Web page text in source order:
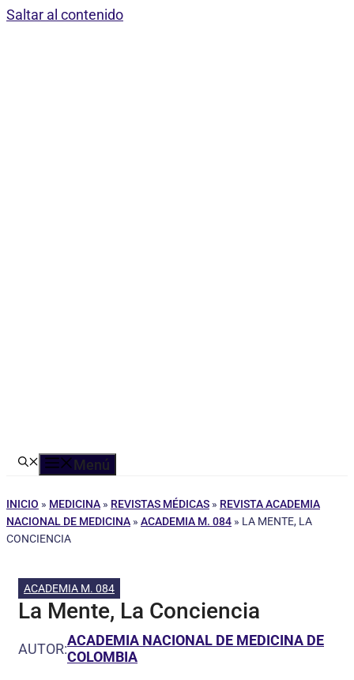
Saltar al contenido
Menú
INICIO » MEDICINA » REVISTAS MÉDICAS » REVISTA ACADEMIA
NACIONAL DE MEDICINA » ACADEMIA M. 084 » LA MENTE, LA
CONCIENCIA
ACADEMIA M. 084
La Mente, La Conciencia
AUTOR:ACADEMIA NACIONAL DE MEDICINA DE
COLOMBIA